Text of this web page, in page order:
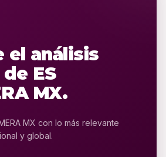
el análisis
ES
MX.
MX con lo más relevante
y global.